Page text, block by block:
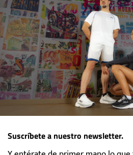
Suscríbete a nuestro newsletter.